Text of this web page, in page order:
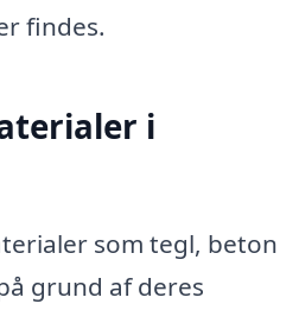
findes.
i
som tegl, beton
grund af deres